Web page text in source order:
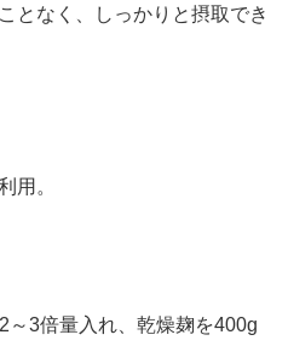
となく、しっかりと摂取でき
用。
3倍量入れ、乾燥麹を400g